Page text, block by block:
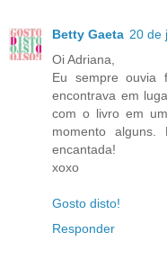
Betty Gaeta 20 de
Oi Adriana,
Eu sempre
encontrava em
com o livro em
momento
encantada!
xoxo
Gosto disto!
Responder